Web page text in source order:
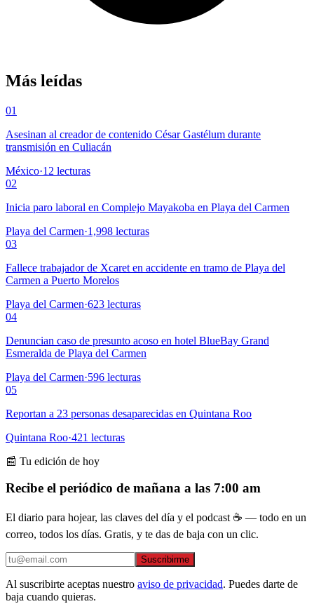
Más leídas
01
Asesinan al creador de contenido César Gastélum durante
transmisión en Culiacán
México·12 lecturas
02
Inicia paro laboral en Complejo Mayakoba en Playa del Carmen
Playa del Carmen·1,998 lecturas
03
Fallece trabajador de Xcaret en accidente en tramo de Playa del
Carmen a Puerto Morelos
Playa del Carmen·623 lecturas
04
Denuncian caso de presunto acoso en hotel BlueBay Grand
Esmeralda de Playa del Carmen
Playa del Carmen·596 lecturas
05
Reportan a 23 personas desaparecidas en Quintana Roo
Quintana Roo·421 lecturas
📰 Tu edición de hoy
Recibe el periódico de mañana a las 7:00 am
El diario para hojear, las claves del día y el podcast ☕ — todo en un
correo, todos los días. Gratis, y te das de baja con un clic.
Suscribirme
Al suscribirte aceptas nuestro aviso de privacidad. Puedes darte de
baja cuando quieras.